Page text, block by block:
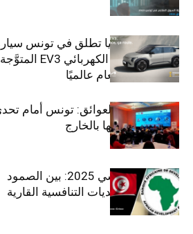
سيتي كارز – كيا تطلق في تونس
الـدفع الرباعي الكهربائي EV3 المتوَّجة
بلقب سيارة العام عالميًا
بين الطموح والعوائق: تونس أمام
استعادة كفاءاتها بالخارج
الاقتصاد التونسي 2025: بين الصمود
الاجتماعي وتحديات التنافسية القارية